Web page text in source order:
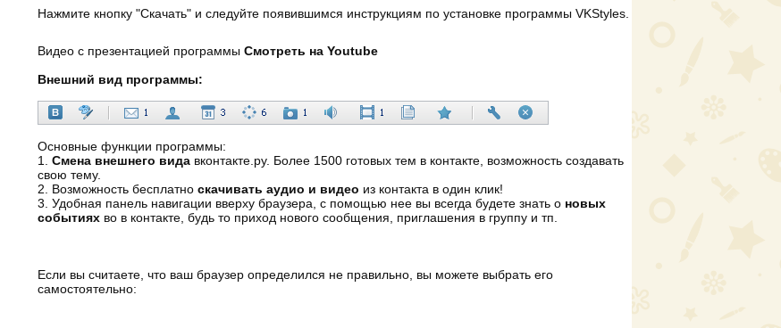
Нажмите кнопку "Скачать" и следуйте появившимся инструкциям по установке программы VKStyles.
Видео с презентацией программы Смотреть на Youtube
Внешний вид программы:
Основные функции программы:
1. Смена внешнего вида вконтакте.ру. Более 1500 готовых тем в контакте, возможность создавать
свою тему.
2. Возможность бесплатно скачивать аудио и видео из контакта в один клик!
3. Удобная панель навигации вверху браузера, с помощью нее вы всегда будете знать о новых
событиях во в контакте, будь то приход нового сообщения, приглашения в группу и тп.
Если вы считаете, что ваш браузер определился не правильно, вы можете выбрать его
самостоятельно: